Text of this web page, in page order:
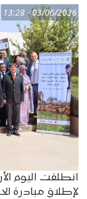
03/06/2026 - 13:28
انطلقت اليوم
لإطلاق مبادرة